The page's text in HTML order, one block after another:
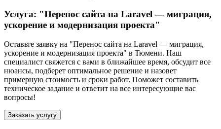
Услуга: "Перенос сайта на Laravel — миграция,
ускорение и модернизация проекта"
Оставьте заявку на "Перенос сайта на Laravel — миграция,
ускорение и модернизация проекта" в Тюмени. Наш
специалист свяжется с вами в ближайшее время, обсудит все
нюансы, подберет оптимальное решение и назовет
примерную стоимость и сроки работ. Поможет составить
техническое задание и ответит на все интересующие вас
вопросы!
Заказать услугу